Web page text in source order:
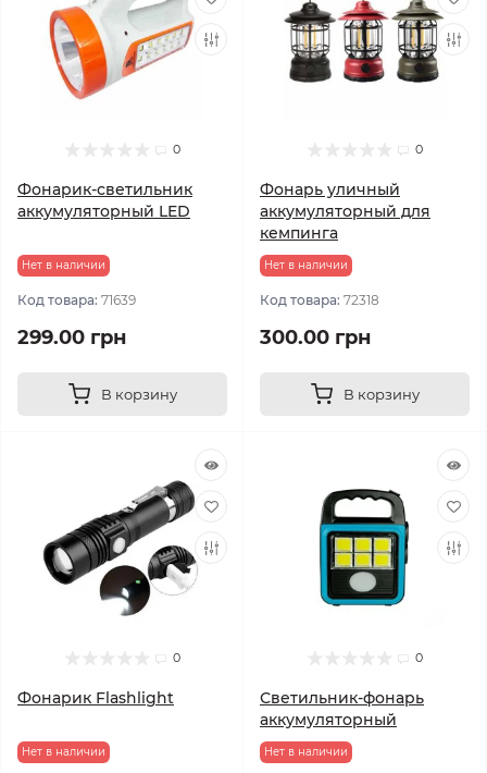
0
Фонарик-светильник
аккумуляторный LED
Нет в наличии
Код товара: 71639
299.00 грн
В корзину
0
Фонарь уличный
аккумуляторный для
кемпинга
Нет в наличии
Код товара: 72318
300.00 грн
В корзину
0
Фонарик Flashlight
Нет в наличии
0
Светильник-фонарь
аккумуляторный
Нет в наличии